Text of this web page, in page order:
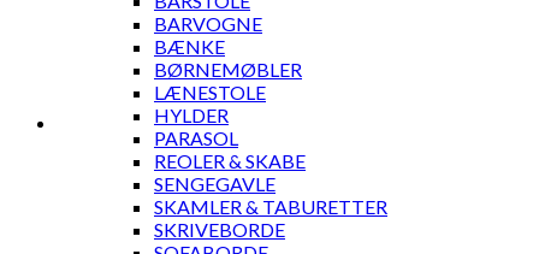
BARVOGNE
BÆNKE
BØRNEMØBLER
LÆNESTOLE
HYLDER
PARASOL
REOLER & SKABE
SENGEGAVLE
SKAMLER & TABURETTER
SKRIVEBORDE